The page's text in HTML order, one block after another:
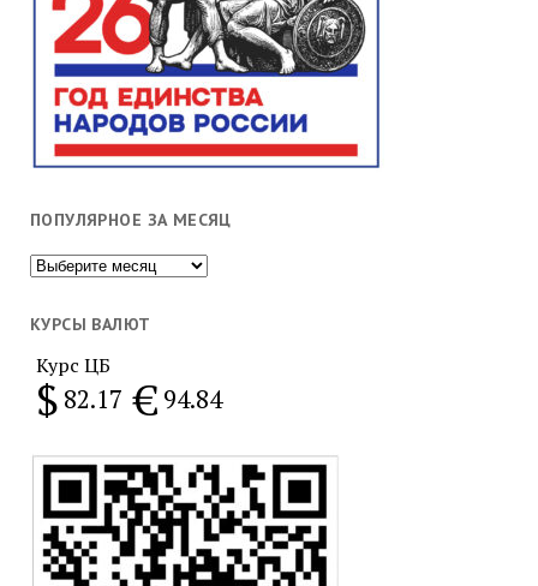
ПОПУЛЯРНОЕ ЗА МЕСЯЦ
Популярное
месяц
КУРСЫ ВАЛЮТ
Курс ЦБ
$ 82.17 € 94.84